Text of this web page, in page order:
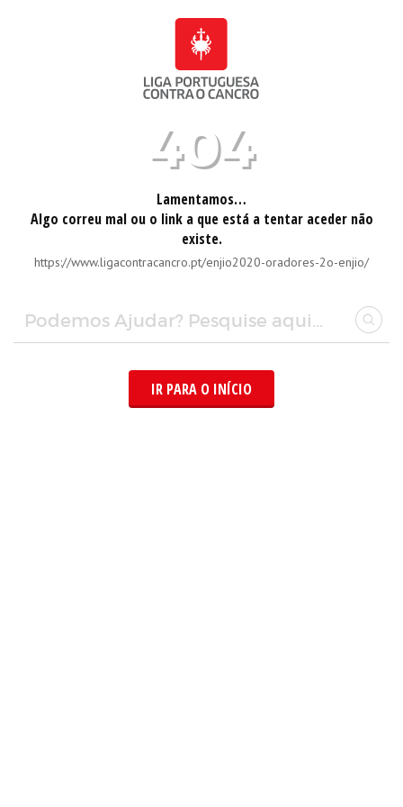
404
Lamentamos…
Algo correu mal ou o link a que está a tentar aceder não
existe.
https://www.ligacontracancro.pt/enjio2020-oradores-2o-enjio/
IR PARA O INÍCIO